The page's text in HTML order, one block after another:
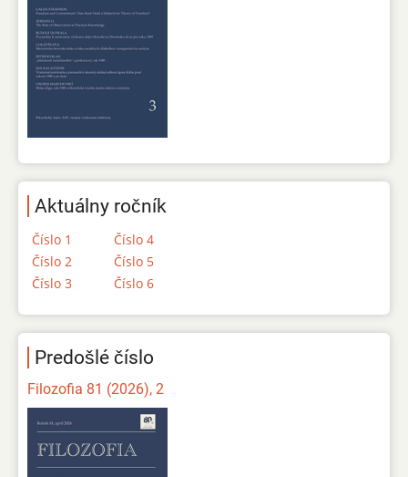
Aktuálny ročník
Číslo 1
Číslo 2
Číslo 3
Číslo 4
Číslo 5
Číslo 6
Predošlé číslo
Filozofia 81 (2026), 2